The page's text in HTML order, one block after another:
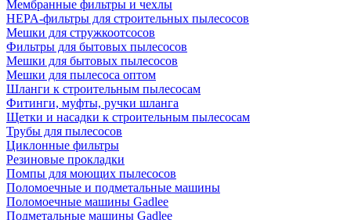
Мембранные фильтры и чехлы
HEPA-фильтры для строительных пылесосов
Мешки для стружкоотсосов
Фильтры для бытовых пылесосов
Мешки для бытовых пылесосов
Мешки для пылесоса оптом
Шланги к строительным пылесосам
Фитинги, муфты, ручки шланга
Щетки и насадки к строительным пылесосам
Трубы для пылесосов
Циклонные фильтры
Резиновые прокладки
Помпы для моющих пылесосов
Поломоечные и подметальные машины
Поломоечные машины Gadlee
Подметальные машины Gadlee